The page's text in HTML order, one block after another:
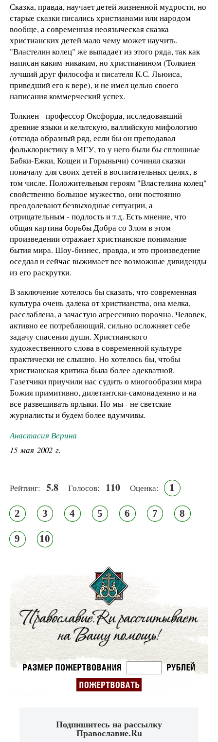
Сказка, правда, научает детей жизненной мудрости, но
старые сказки писались христианами или народом
вообще, а современная неоязыческая сказка
христианских детей мало чему может научить.
"Властелин колец" же выпадает из этого ряда, так как
написан каким-никаким, но христианином (Толкиен -
лучший друг философа и писателя К.С. Льюиса,
приведший его к вере), и не имел целью своего
написания коммерческий успех.
Толкиен - профессор Оксфорда, исследовавший
древние языки и кельтскую, валлийскую мифологию
(отсюда образный ряд, если бы он преподавал
фольклористику в МГУ, то у него были бы сплошные
Бабки-Ежки, Кощеи и Горынычи) сочинял сказки
поначалу для своих детей в воспитательных целях, в
том числе. Положительным героям "Властелина колец"
свойственно большое мужество, они постоянно
преодолевают безвыходные ситуации, а
отрицательным - подлость и т.д. Есть мнение, что
общая картина борьбы Добра со Злом в этом
произведении отражает христианское понимание
бытия мира. Шоу-бизнес, правда, и это произведение
оседлал и сейчас выжимает все возможные дивиденды
из его раскрутки.
В заключение хотелось бы сказать, что современная
культура очень далека от христианства, она мелка,
расслаблена, а зачастую агрессивно порочна. Человек,
активно ее потребляющий, сильно осложняет себе
задачу спасения души. Христианского
художественного слова в современной культуре
практически не слышно. Но хотелось бы, чтобы
христианская критика была более адекватной.
Газетчики приучили нас судить о многообразии мира
Божия примитивно, дилетантски-самонадеянно и на
все развешивать ярлыки. Но мы - не светские
журналисты и будем более вдумчивы.
Анастасия Верина
15 мая 2002 г.
Рейтинг: 5.8 Голосов: 110 Оценка: 1
2 3 4 5 6 7 8
9 10
Подпишитесь на рассылку
Православие.Ru